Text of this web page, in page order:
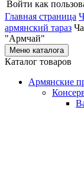
Войти как
Главная страница
армянский тараз
"Армчай"
Меню каталога
Каталог товаров
Армянские